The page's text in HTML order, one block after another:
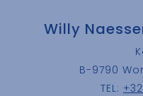
Willy
B-9790
TEL: